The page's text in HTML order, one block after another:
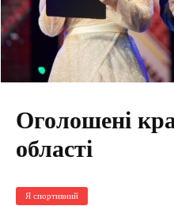
Оголошені
області
Я спортивний